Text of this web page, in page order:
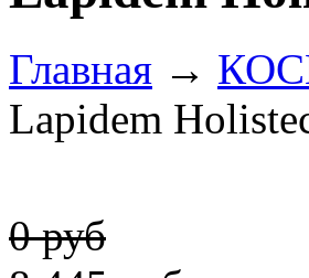
Главная →
Lapidem
0 руб